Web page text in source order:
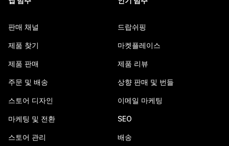
판매 채널
제품 찾기
제품 판매
주문 및 배송
스토어 디자인
마케팅 및 전환
스토어 관리
드랍쉬핑
마켓플레이스
제품 리뷰
상향 판매 및 번들
이메일 마케팅
SEO
배송